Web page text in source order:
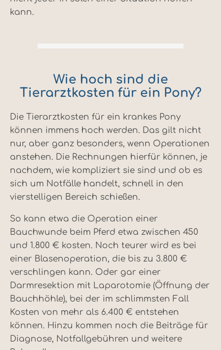
kann.
Wie hoch sind die
Tierarztkosten für ein Pony?
Die Tierarztkosten für ein krankes Pony
können immens hoch werden. Das gilt nicht
nur, aber ganz besonders, wenn Operationen
anstehen. Die Rechnungen hierfür können, je
nachdem, wie kompliziert sie sind und ob es
sich um Notfälle handelt, schnell in den
vierstelligen Bereich schießen.
So kann etwa die Operation einer
Bauchwunde beim Pferd etwa zwischen 450
und 1.800 € kosten. Noch teurer wird es bei
einer Blasenoperation, die bis zu 3.800 €
verschlingen kann. Oder gar einer
Darmresektion mit Laparotomie (Öffnung der
Bauchhöhle), bei der im schlimmsten Fall
Kosten von mehr als 6.400 € entstehen
können. Hinzu kommen noch die Beiträge für
Diagnose, Notfallgebühren und weitere